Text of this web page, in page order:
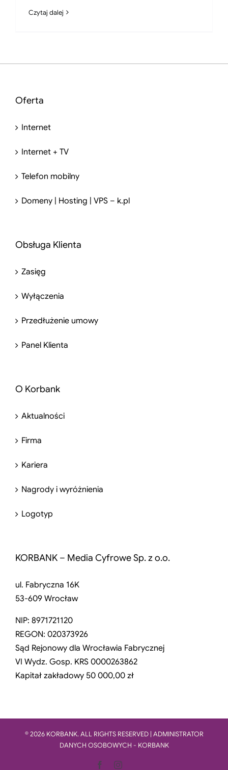
Czytaj dalej
Oferta
Internet
Internet + TV
Telefon mobilny
Domeny | Hosting | VPS – k.pl
Obsługa Klienta
Zasięg
Wyłączenia
Przedłużenie umowy
Panel Klienta
O Korbank
Aktualności
Firma
Kariera
Nagrody i wyróżnienia
Logotyp
KORBANK – Media Cyfrowe Sp. z o.o.
ul. Fabryczna 16K
53-609 Wrocław
NIP: 8971721120
REGON: 020373926
Sąd Rejonowy dla Wrocławia Fabrycznej
VI Wydz. Gosp. KRS 0000263862
Kapitał zakładowy 50 000,00 zł
© 2026 KORBANK. ALL RIGHTS RESERVED | ADMINISTRATOR
DANYCH OSOBOWYCH - KORBANK
FacebookInstagram